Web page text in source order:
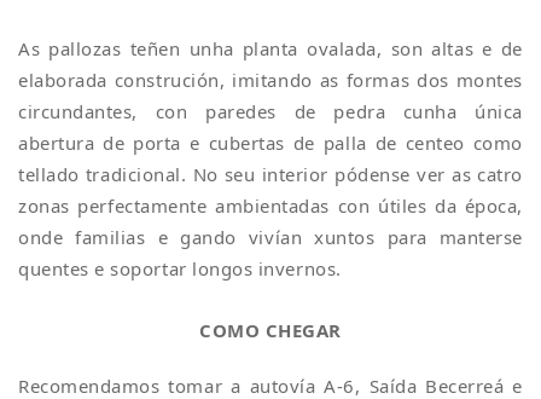
As pallozas teñen unha planta ovalada, son altas e de
elaborada construción, imitando as formas dos montes
circundantes, con paredes de pedra cunha única
abertura de porta e cubertas de palla de centeo como
tellado tradicional. No seu interior pódense ver as catro
zonas perfectamente ambientadas con útiles da época,
onde familias e gando vivían xuntos para manterse
quentes e soportar longos invernos.
COMO CHEGAR
Recomendamos tomar a autovía A-6, Saída Becerreá e